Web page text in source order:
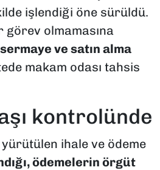
işlendiği öne sürüldü.
görev olmamasına
ve satın alma
makam odası tahsis
kontrolünde
ihale ve ödeme
ödemelerin örgüt